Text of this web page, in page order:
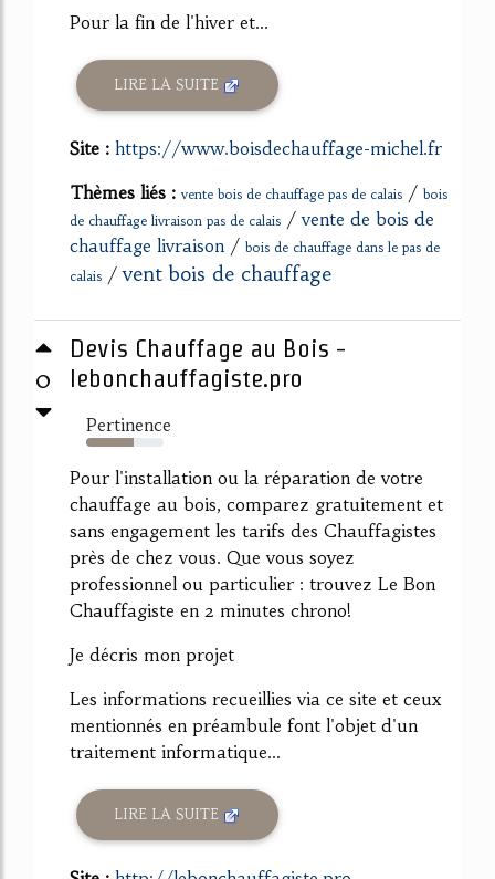
Pour la fin de l'hiver et...
LIRE LA SUITE
Site : https://www.boisdechauffage-michel.fr
Thèmes liés : vente bois de chauffage pas de calais / bois
de chauffage livraison pas de calais /vente de bois de
chauffage livraison / bois de chauffage dans le pas de
calais /vent bois de chauffage
0
Devis Chauffage au Bois -
lebonchauffagiste.pro
Pertinence
61%
Pour l'installation ou la réparation de votre
chauffage au bois, comparez gratuitement et
sans engagement les tarifs des Chauffagistes
près de chez vous. Que vous soyez
professionnel ou particulier : trouvez Le Bon
Chauffagiste en 2 minutes chrono!
Je décris mon projet
Les informations recueillies via ce site et ceux
mentionnés en préambule font l'objet d'un
traitement informatique...
LIRE LA SUITE